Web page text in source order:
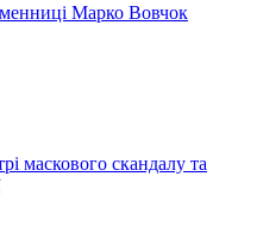
Марко Вовчок
маскового скандалу та